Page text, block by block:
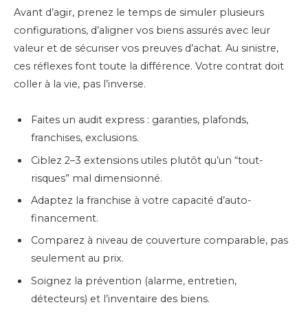
Avant d’agir, prenez le temps de simuler plusieurs
configurations, d’aligner vos biens assurés avec leur
valeur et de sécuriser vos preuves d’achat. Au sinistre,
ces réflexes font toute la différence. Votre contrat doit
coller à la vie, pas l’inverse.
Faites un audit express : garanties, plafonds,
franchises, exclusions.
Ciblez 2–3 extensions utiles plutôt qu’un “tout-
risques” mal dimensionné.
Adaptez la franchise à votre capacité d’auto-
financement.
Comparez à niveau de couverture comparable, pas
seulement au prix.
Soignez la prévention (alarme, entretien,
détecteurs) et l’inventaire des biens.